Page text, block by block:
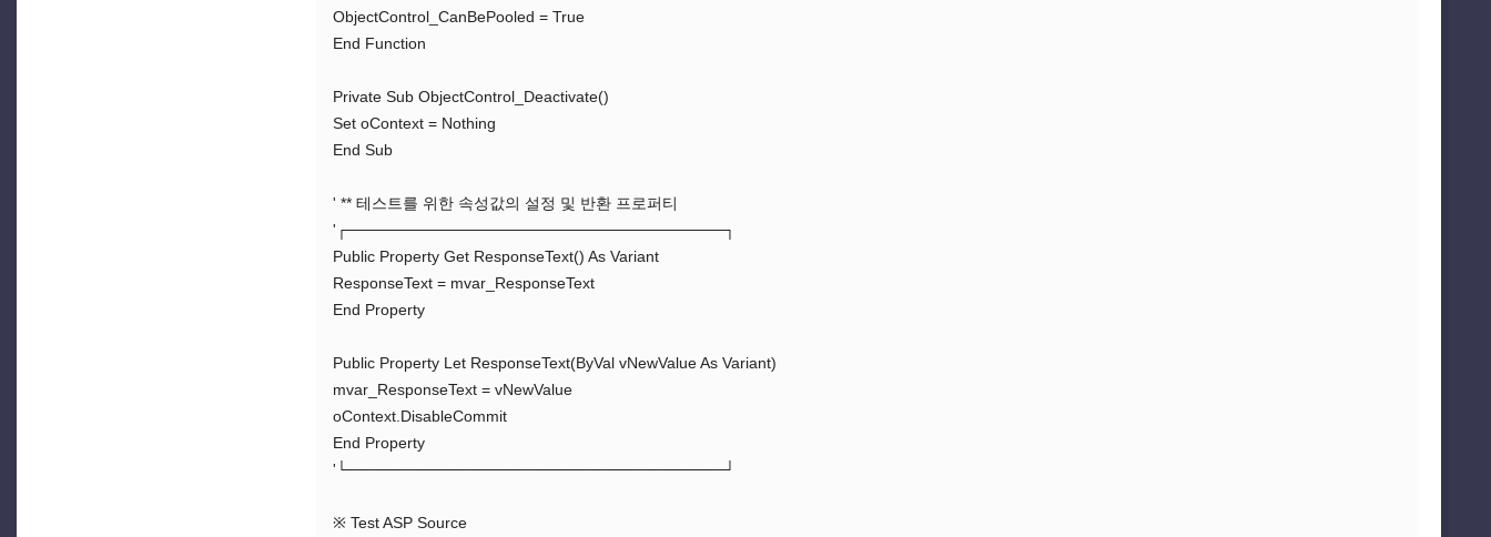
ObjectControl_CanBePooled = True
End Function
Private Sub ObjectControl_Deactivate()
Set oContext = Nothing
End Sub
' ** 테스트를 위한 속성값의 설정 및 반환 프로퍼티
'┌──────────────────────────────────┐
Public Property Get ResponseText() As Variant
ResponseText = mvar_ResponseText
End Property
Public Property Let ResponseText(ByVal vNewValue As Variant)
mvar_ResponseText = vNewValue
oContext.DisableCommit
End Property
'└──────────────────────────────────┘
※ Test ASP Source